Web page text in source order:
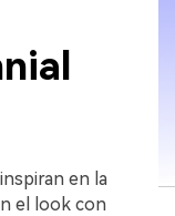
en la
el look con